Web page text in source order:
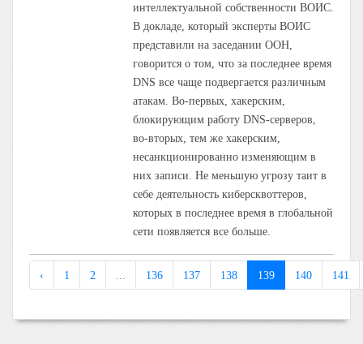
интеллектуальной собственности ВОИС.
В докладе, который эксперты ВОИС
представили на заседании ООН,
говорится о том, что за последнее время
DNS все чаще подвергается различным
атакам. Во-первых, хакерским,
блокирующим работу DNS-серверов,
во-вторых, тем же хакерским,
несанкционированно изменяющим в
них записи. Не меньшую угрозу таит в
себе деятельность киберсквоттеров,
которых в последнее время в глобальной
сети появляется все больше.
‹ 1 2 136 137 138 139 140 141